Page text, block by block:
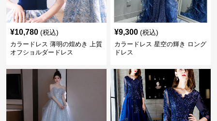
¥10,780 (税込)
カラードレス 薄明の煌めき 上質
オフショルダードレス
¥9,300 (税込)
カラードレス 星空の輝き ロング
ドレス